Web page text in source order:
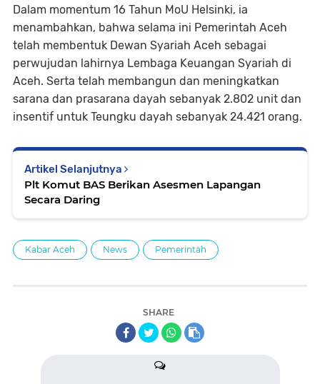
Dalam momentum 16 Tahun MoU Helsinki, ia
menambahkan, bahwa selama ini Pemerintah Aceh
telah membentuk Dewan Syariah Aceh sebagai
perwujudan lahirnya Lembaga Keuangan Syariah di
Aceh. Serta telah membangun dan meningkatkan
sarana dan prasarana dayah sebanyak 2.802 unit dan
insentif untuk Teungku dayah sebanyak 24.421 orang.
Artikel Selanjutnya
Plt Komut BAS Berikan Asesmen Lapangan
Secara Daring
Kabar Aceh News Pemerintah
SHARE